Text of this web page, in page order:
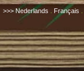
>>> Nederlands Français